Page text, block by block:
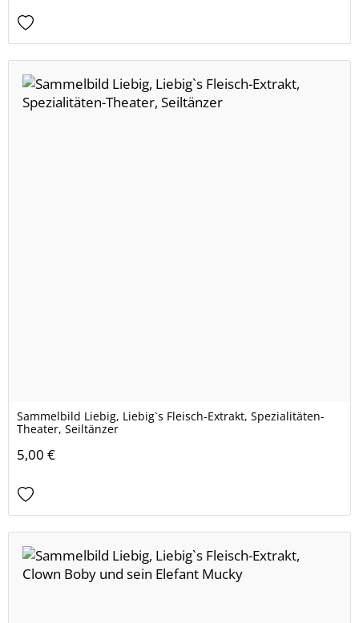
Sammelbild Liebig, Liebig`s Fleisch-Extrakt, Spezialitäten-
Theater, Seiltänzer
5,00 €